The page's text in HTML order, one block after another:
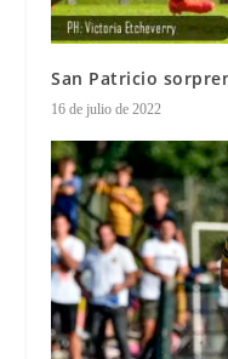
San Patricio
16 de julio de 2022